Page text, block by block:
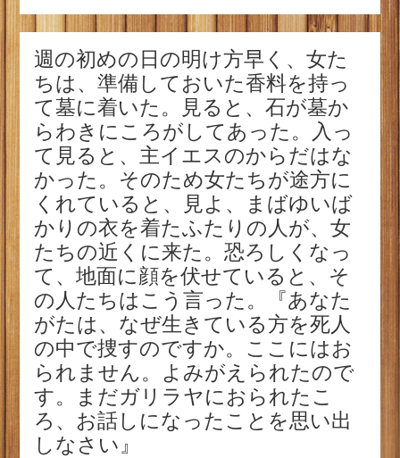
週の初めの日の明け方早く、女た
ちは、準備しておいた香料を持っ
て墓に着いた。見ると、石が墓か
らわきにころがしてあった。入っ
て見ると、主イエスのからだはな
かった。そのため女たちが途方に
くれていると、見よ、まばゆいば
かりの衣を着たふたりの人が、女
たちの近くに来た。恐ろしくなっ
て、地面に顔を伏せていると、そ
の人たちはこう言った。『あなた
がたは、なぜ生きている方を死人
の中で捜すのですか。ここにはお
られません。よみがえられたので
す。まだガリラヤにおられたこ
ろ、お話しになったことを思い出
しなさい』